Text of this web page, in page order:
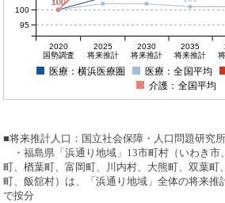
100
100
100
100
2020
国勢調査
2025
将来推計
2030
将来推計
2035
将来推計
95
100
医療：横浜医療圏 医療：全国平均
介護：全国平均
■将来推計人口：国立社会保障・人口問題研究
・福島県「浜通り地域」13市町村（いわき市
町、楢葉町、富岡町、川内村、大熊町、双葉町
町、飯舘村）は、「浜通り地域」全体の将来推
で按分